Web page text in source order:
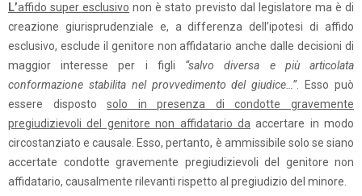
L’affido super esclusivo non è stato previsto dal legislatore ma è di
creazione giurisprudenziale e, a differenza dell’ipotesi di affido
esclusivo, esclude il genitore non affidatario anche dalle decisioni di
maggior interesse per i figli “salvo diversa e più articolata
conformazione stabilita nel provvedimento del giudice…”. Esso può
essere dispostosolo in presenza di condotte gravemente
pregiudizievoli del genitore non affidatario da accertare in modo
circostanziato e causale. Esso, pertanto, è ammissibile solo se siano
accertate condotte gravemente pregiudizievoli del genitore non
affidatario, causalmente rilevanti rispetto al pregiudizio del minore.